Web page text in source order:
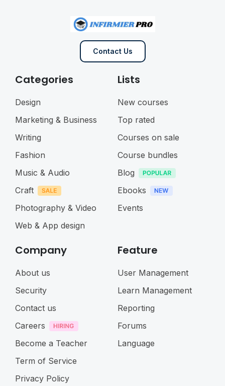
Contact Us
Categories
Design
Marketing & Business
Writing
Fashion
Music & Audio
Craft
Photography & Video
Web & App design
Lists
New courses
Top rated
Courses on sale
Course bundles
Blog
Ebooks
Events
Company
About us
Security
Contact us
Careers
Become a Teacher
Term of Service
Privacy Policy
Feature
User Management
Learn Management
Reporting
Forums
Language